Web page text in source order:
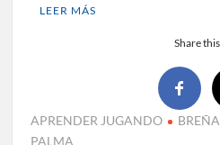
LEER MÁS
Share
APRENDER JUGANDO
PALMA